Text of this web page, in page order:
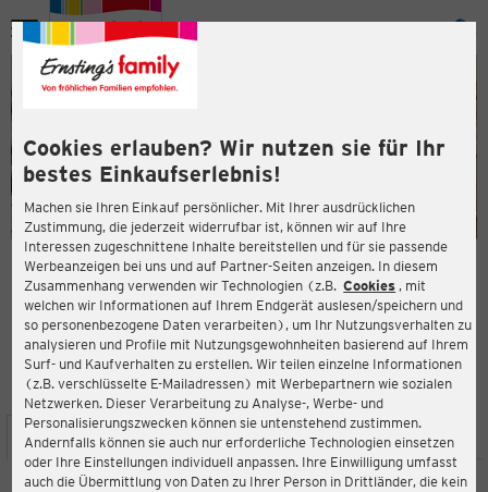
Cookies erlauben? Wir nutzen sie für Ihr
bestes Einkaufserlebnis!
Machen sie Ihren Einkauf persönlicher. Mit Ihrer ausdrücklichen
Zustimmung, die jederzeit widerrufbar ist, können wir auf Ihre
Interessen zugeschnittene Inhalte bereitstellen und für sie passende
Werbeanzeigen bei uns und auf Partner-Seiten anzeigen. In diesem
Zusammenhang verwenden wir Technologien (z.B. Cookies , mit
welchen wir Informationen auf Ihrem Endgerät auslesen/speichern und
so personenbezogene Daten verarbeiten), um Ihr Nutzungsverhalten zu
analysieren und Profile mit Nutzungsgewohnheiten basierend auf Ihrem
Surf- und Kaufverhalten zu erstellen. Wir teilen einzelne Informationen
(z.B. verschlüsselte E-Mailadressen) mit Werbepartnern wie sozialen
Netzwerken. Dieser Verarbeitung zu Analyse-, Werbe- und
Personalisierungszwecken können sie untenstehend zustimmen.
Andernfalls können sie auch nur erforderliche Technologien einsetzen
oder Ihre Einstellungen individuell anpassen. Ihre Einwilligung umfasst
auch die Übermittlung von Daten zu Ihrer Person in Drittländer, die kein
Menü
ERNSTING'S FAMILY FILIALE
Osttangente 4
31832 Springe
4,5
Bewertung:
STANDORT SERVICES SORTIMENT AKTIONEN